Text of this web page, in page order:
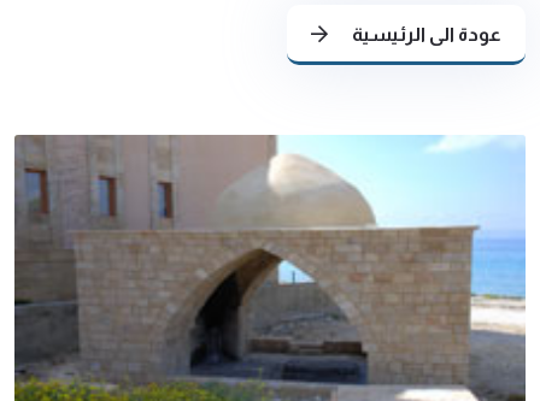
عودة الى الرئيسية